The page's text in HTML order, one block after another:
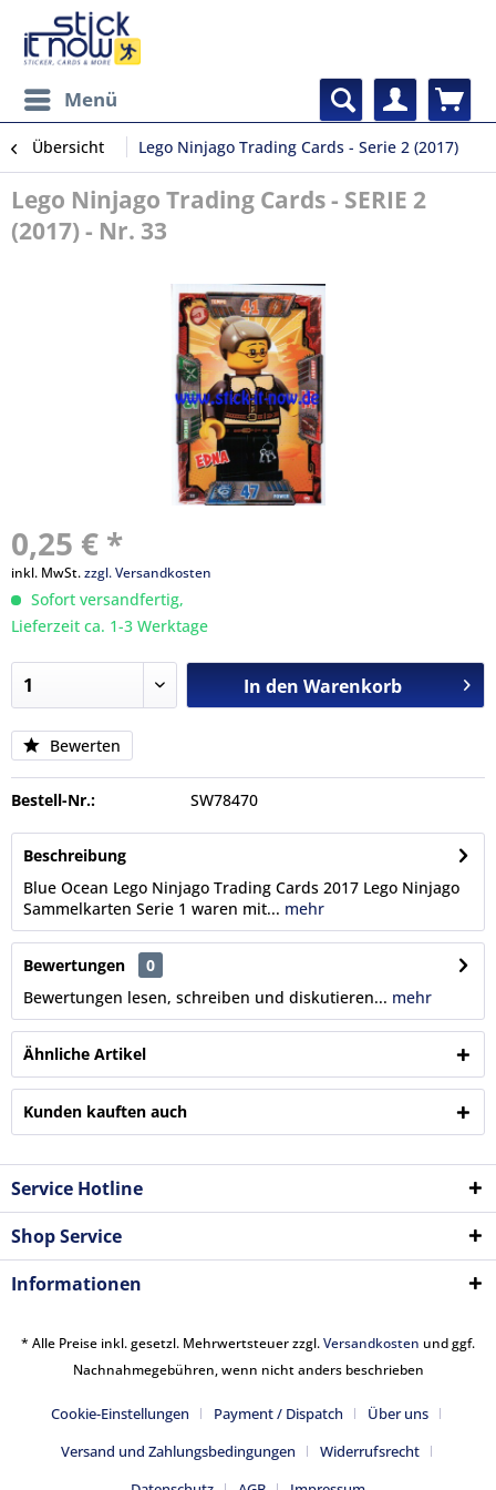
Menü
Übersicht Lego Ninjago Trading Cards - Serie 2 (2017)
Lego Ninjago Trading Cards - SERIE 2
(2017) - Nr. 33
0,25 € *
inkl. MwSt.zzgl. Versandkosten
Sofort versandfertig,
Lieferzeit ca. 1-3 Werktage
In den Warenkorb
Bewerten
Bestell-Nr.: SW78470
Beschreibung
Blue Ocean Lego Ninjago Trading Cards 2017 Lego Ninjago
Sammelkarten Serie 1 waren mit... mehr
Bewertungen
0
Bewertungen lesen, schreiben und diskutieren... mehr
Ähnliche Artikel
Kunden kauften auch
Service Hotline
Shop Service
Informationen
* Alle Preise inkl. gesetzl. Mehrwertsteuer zzgl.Versandkosten und ggf.
Nachnahmegebühren, wenn nicht anders beschrieben
Cookie-Einstellungen Payment / Dispatch
Über uns
Versand und Zahlungsbedingungen
Widerrufsrecht